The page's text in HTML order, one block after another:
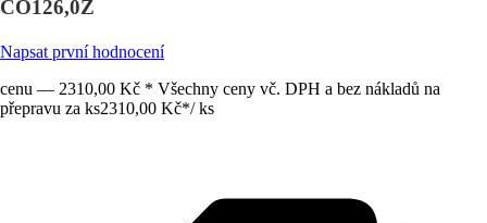
CO126,0Z
Napsat první hodnocení
cenu — 2310,00 Kč * Všechny ceny vč. DPH a bez nákladů na
přepravu za ks2310,00 Kč*/ ks